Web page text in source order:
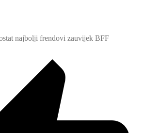
najbolji frendovi zauvijek BFF